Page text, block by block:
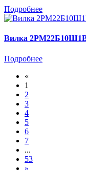
Подробнее
Вилка
Подробнее
«
1
2
3
4
5
6
7
...
53
»